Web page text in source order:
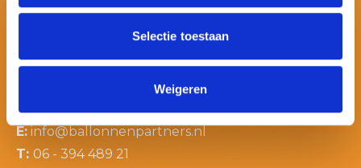
Selectie toestaan
Weigeren
E: info@ballonnenpartners.nl
T: 06 - 394 489 21